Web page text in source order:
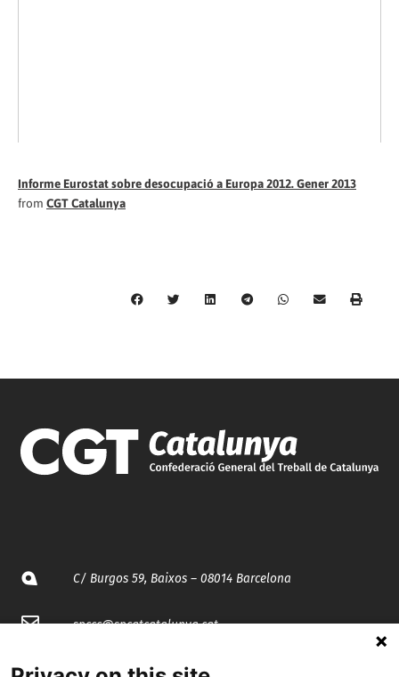
Informe Eurostat sobre desocupació a Europa 2012. Gener 2013
from CGT Catalunya
C/ Burgos 59, Baixos – 08014 Barcelona
spccc@spcgtcatalunya.cat
935 120 481